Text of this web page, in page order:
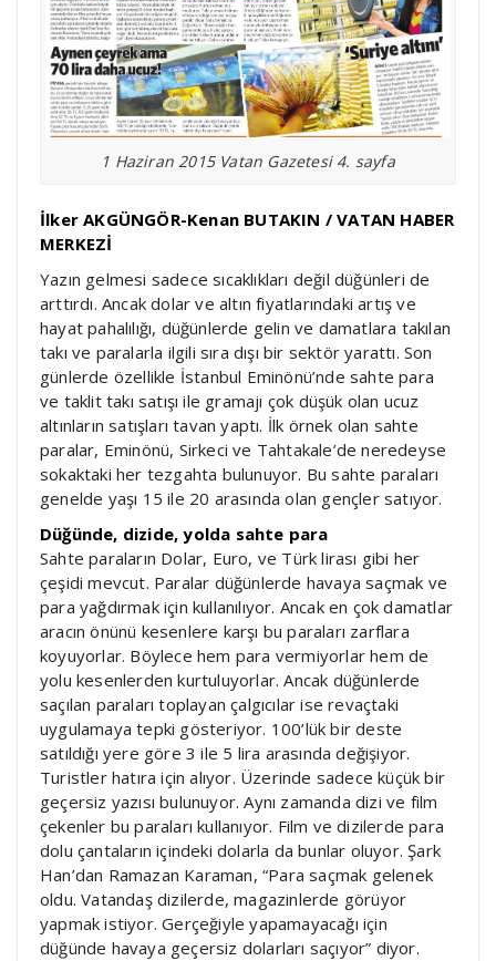
1 Haziran 2015 Vatan Gazetesi 4. sayfa
İlker AKGÜNGÖR-Kenan BUTAKIN / VATAN HABER
MERKEZİ
Yazın gelmesi sadece sıcaklıkları değil düğünleri de
arttırdı. Ancak dolar ve altın fiyatlarındaki artış ve
hayat pahalılığı, düğünlerde gelin ve damatlara takılan
takı ve paralarla ilgili sıra dışı bir sektör yarattı. Son
günlerde özellikle İstanbul Eminönü’nde sahte para
ve taklit takı satışı ile gramajı çok düşük olan ucuz
altınların satışları tavan yaptı. İlk örnek olan sahte
paralar, Eminönü, Sirkeci ve Tahtakale’de neredeyse
sokaktaki her tezgahta bulunuyor. Bu sahte paraları
genelde yaşı 15 ile 20 arasında olan gençler satıyor.
Düğünde, dizide, yolda sahte para
Sahte paraların Dolar, Euro, ve Türk lirası gibi her
çeşidi mevcut. Paralar düğünlerde havaya saçmak ve
para yağdırmak için kullanılıyor. Ancak en çok damatlar
aracın önünü kesenlere karşı bu paraları zarflara
koyuyorlar. Böylece hem para vermiyorlar hem de
yolu kesenlerden kurtuluyorlar. Ancak düğünlerde
saçılan paraları toplayan çalgıcılar ise revaçtaki
uygulamaya tepki gösteriyor. 100’lük bir deste
satıldığı yere göre 3 ile 5 lira arasında değişiyor.
Turistler hatıra için alıyor. Üzerinde sadece küçük bir
geçersiz yazısı bulunuyor. Aynı zamanda dizi ve film
çekenler bu paraları kullanıyor. Film ve dizilerde para
dolu çantaların içindeki dolarla da bunlar oluyor. Şark
Han’dan Ramazan Karaman, “Para saçmak gelenek
oldu. Vatandaş dizilerde, magazinlerde görüyor
yapmak istiyor. Gerçeğiyle yapamayacağı için
düğünde havaya geçersiz dolarları saçıyor” diyor.